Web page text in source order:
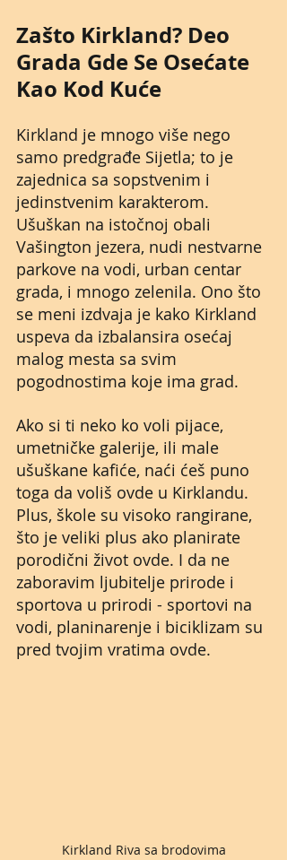
Zašto Kirkland? Deo
Grada Gde Se Osećate
Kao Kod Kuće
Kirkland je mnogo više nego
samo predgrađe Sijetla; to je
zajednica sa sopstvenim i
jedinstvenim karakterom.
Ušuškan na istočnoj obali
Vašington jezera, nudi nestvarne
parkove na vodi, urban centar
grada, i mnogo zelenila. Ono što
se meni izdvaja je kako Kirkland
uspeva da izbalansira osećaj
malog mesta sa svim
pogodnostima koje ima grad.
Ako si ti neko ko voli pijace,
umetničke galerije, ili male
ušuškane kafiće, naći ćeš puno
toga da voliš ovde u Kirklandu.
Plus, škole su visoko rangirane,
što je veliki plus ako planirate
porodični život ovde. I da ne
zaboravim ljubitelje prirode i
sportova u prirodi - sportovi na
vodi, planinarenje i biciklizam su
pred tvojim vratima ovde.
Kirkland Riva sa brodovima